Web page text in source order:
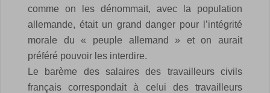
comme on les dénommait, avec la population
allemande, était un grand danger pour l’intégrité
morale du « peuple allemand » et on aurait
préféré pouvoir les interdire.
Le barème des salaires des travailleurs civils
français correspondait à celui des travailleurs